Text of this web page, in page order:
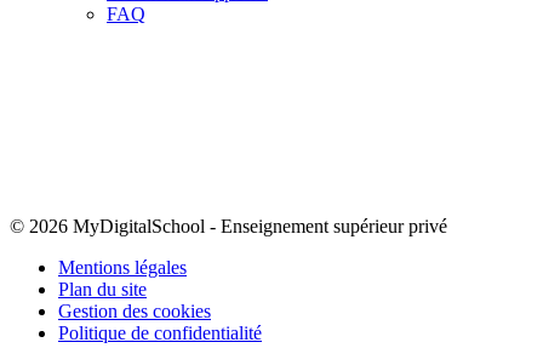
FAQ
© 2026 MyDigitalSchool - Enseignement supérieur privé
Mentions légales
Plan du site
Gestion des cookies
Politique de confidentialité